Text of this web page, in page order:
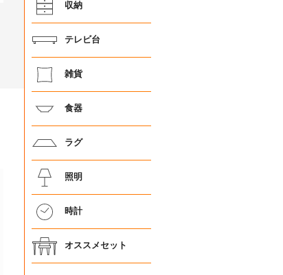
収納
テレビ台
雑貨
食器
ラグ
照明
時計
オススメセット